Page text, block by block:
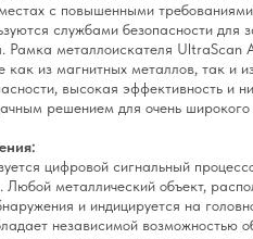
с повышенными требованиями
службами безопасности для
Рамка металлоискателя UltraScan
как из магнитных металлов, так и
высокая эффективность и
решением для очень широкого
цифровой сигнальный
металлический объект,
и индицируется на
независимой возможностью